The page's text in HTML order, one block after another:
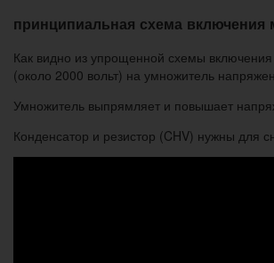
принципиальная схема включения
Как видно из упрощенной схемы
(около 2000 вольт) на умножитель
Умножитель выпрямляет и повышает
Конденсатор и резистор (CHV) нужны для